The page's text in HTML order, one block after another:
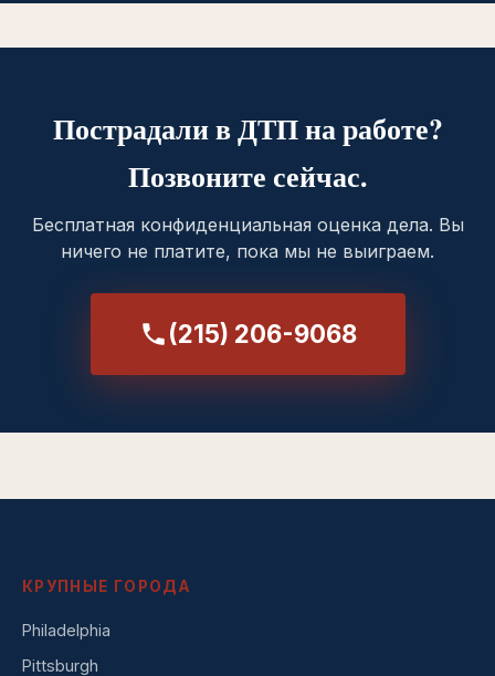
Пострадали в ДТП на работе?
Позвоните сейчас.
Бесплатная конфиденциальная оценка дела. Вы
ничего не платите, пока мы не выиграем.
(215) 206-9068
КРУПНЫЕ ГОРОДА
Philadelphia
Pittsburgh